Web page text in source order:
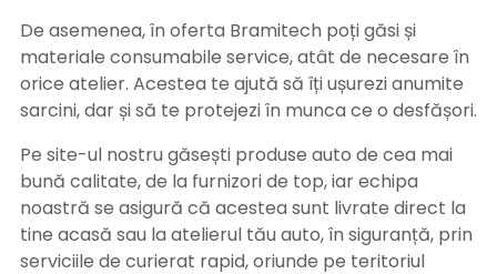
De asemenea, în oferta Bramitech poți găsi și
materiale consumabile service, atât de necesare în
orice atelier. Acestea te ajută să îți ușurezi anumite
sarcini, dar și să te protejezi în munca ce o desfășori.
Pe site-ul nostru găsești produse auto de cea mai
bună calitate, de la furnizori de top, iar echipa
noastră se asigură că acestea sunt livrate direct la
tine acasă sau la atelierul tău auto, în siguranță, prin
serviciile de curierat rapid, oriunde pe teritoriul